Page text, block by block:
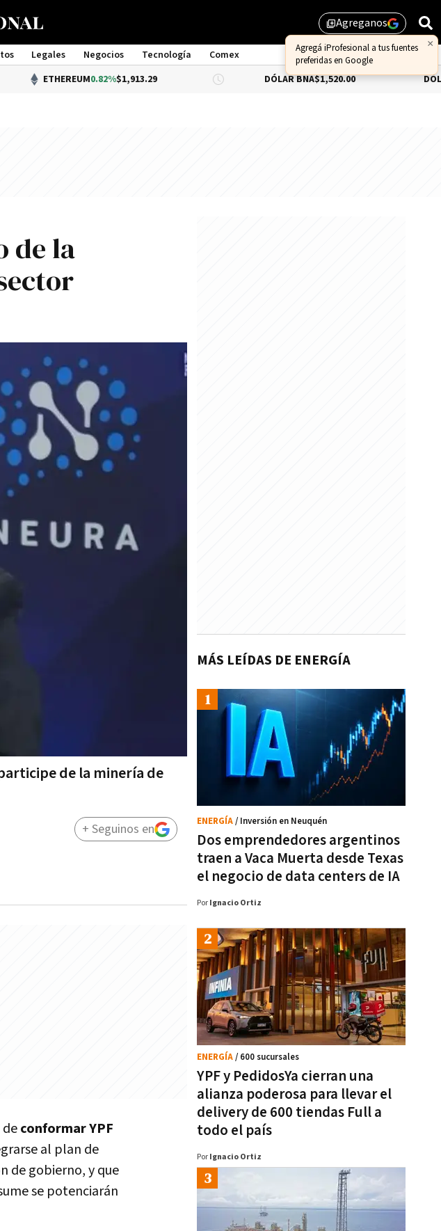
library_addAgreganos
×
Agregá iProfesional a tus fuentes
preferidas en Google
Legales Negocios Tecnología
Comex
ETHEREUM 0.82%$1,913.29 DÓLAR BNA$1,520.00 DÓLAR BLUE-
de la
de la minería de
+ Seguinos en
conformar YPF
al plan de
de gobierno, y que
se potenciarán
MÁS LEÍDAS DE ENERGÍA
Dos emprendedores argentinos
traen a Vaca Muerta desde Texas
el negocio de data centers de IA
ENERGÍA/ Inversión en Neuquén
Por Ignacio Ortiz
YPF y PedidosYa cierran una
alianza poderosa para llevar el
delivery de 600 tiendas Full a
todo el país
ENERGÍA/ 600 sucursales
Por Ignacio Ortiz